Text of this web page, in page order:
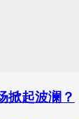
掀起波澜？